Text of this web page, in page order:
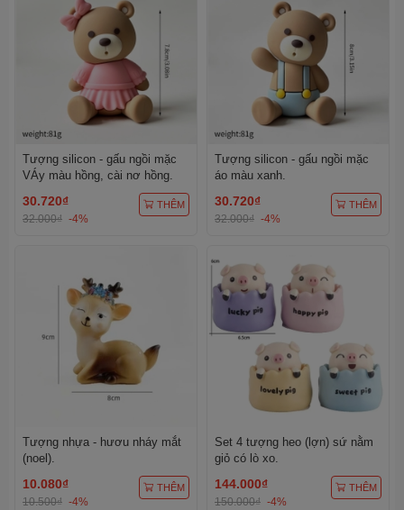
Tượng silicon - gấu ngồi mặc
VÁy màu hồng, cài nơ hồng.
30.720₫
32.000₫ -4%
THÊM
Tượng silicon - gấu ngồi mặc
áo màu xanh.
30.720₫
32.000₫ -4%
THÊM
Tượng nhựa - hươu nháy mắt
(noel).
10.080₫
10.500₫ -4%
THÊM
Set 4 tượng heo (lợn) sứ nằm
giỏ có lò xo.
144.000₫
150.000₫ -4%
THÊM